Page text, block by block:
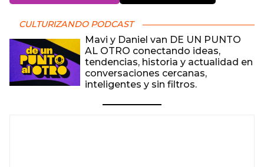
CULTURIZANDO PODCAST
Mavi y Daniel van DE UN PUNTO
AL OTRO conectando ideas,
tendencias, historia y actualidad en
conversaciones cercanas,
inteligentes y sin filtros.